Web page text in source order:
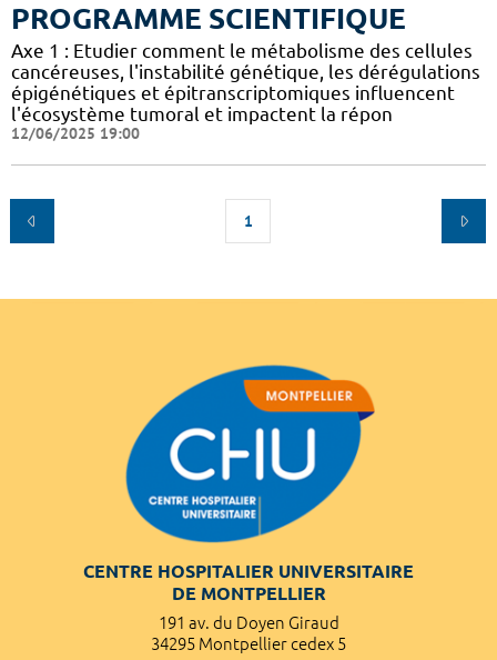
PROGRAMME SCIENTIFIQUE
Axe 1 : Etudier comment le métabolisme des cellules
cancéreuses, l'instabilité génétique, les dérégulations
épigénétiques et épitranscriptomiques influencent
l'écosystème tumoral et impactent la répon
12/06/2025 19:00
1
CENTRE HOSPITALIER UNIVERSITAIRE
DE MONTPELLIER
191 av. du Doyen Giraud
34295 Montpellier cedex 5